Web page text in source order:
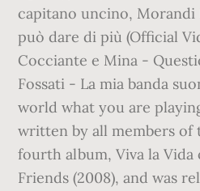
capitano uncino, Morandi
può dare di più (Official
Cocciante e Mina -
Fossati - La mia banda
world what you are
written by all members
fourth album, Viva la Vida
Friends (2008), and was